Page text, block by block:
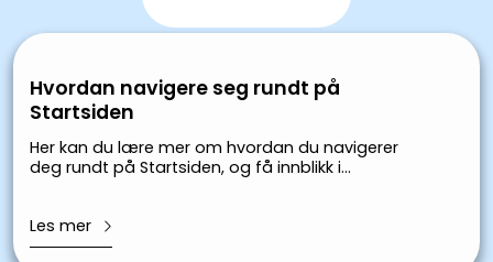
Hvordan navigere seg rundt på
Startsiden
Her kan du lære mer om hvordan du navigerer
deg rundt på Startsiden, og få innblikk i
Les mer